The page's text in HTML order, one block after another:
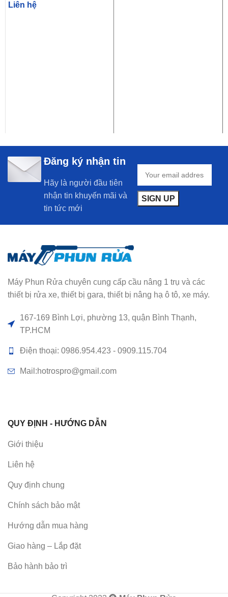
Liên hệ
Đăng ký nhận tin
Hãy là người đầu tiên
nhận tin khuyến mãi và
tin tức mới
Máy Phun Rửa chuyên cung cấp cầu nâng 1 trụ và các
thiết bị rửa xe, thiết bị gara, thiết bị nâng hạ ô tô, xe máy.
167-169 Bình Lợi, phường 13, quận Bình Thạnh,
TP.HCM
Điện thoại: 0986.954.423 - 0909.115.704
Mail:hotrospro@gmail.com
QUY ĐỊNH - HƯỚNG DẪN
Giới thiệu
Liên hệ
Quy định chung
Chính sách bảo mật
Hướng dẫn mua hàng
Giao hàng – Lắp đặt
Bảo hành bảo trì